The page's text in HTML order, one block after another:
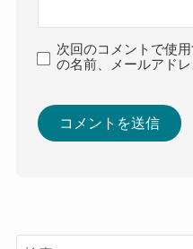
次回のコメントで使
の名前、メールアド